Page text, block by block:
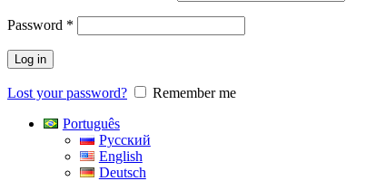
Password *
Log in
Lost your password?
Remember me
Português
Русский
English
Deutsch